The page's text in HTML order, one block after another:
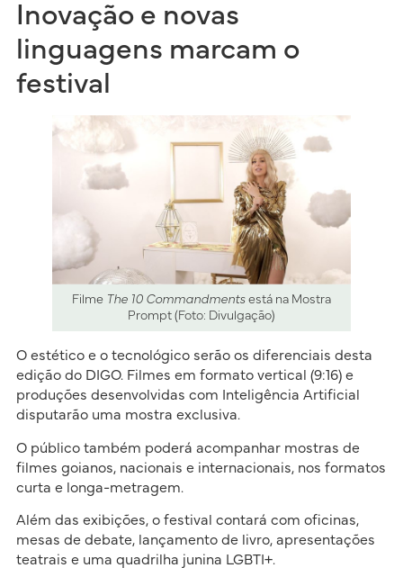
Inovação e novas
linguagens marcam o
festival
Filme The 10 Commandmentsestá na Mostra
Prompt (Foto: Divulgação)
O estético e o tecnológico serão os diferenciais desta
edição do DIGO. Filmes em formato vertical (9:16) e
produções desenvolvidas com Inteligência Artificial
disputarão uma mostra exclusiva.
O público também poderá acompanhar mostras de
filmes goianos, nacionais e internacionais, nos formatos
curta e longa-metragem.
Além das exibições, o festival contará com oficinas,
mesas de debate, lançamento de livro, apresentações
teatrais e uma quadrilha junina LGBTI+.